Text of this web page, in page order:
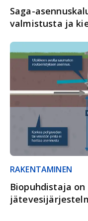
Saga-
valmistusta ja
RAKENTAMINEN
Biopuhdistaja